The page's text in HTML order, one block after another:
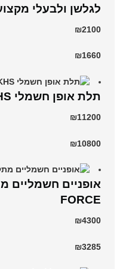
לגלשן ולבעלי מקצוע
₪2100
₪1660
תלת אופן חשמלי KHS - פישר
₪11200
₪10800
FORCE
₪4300
₪3285